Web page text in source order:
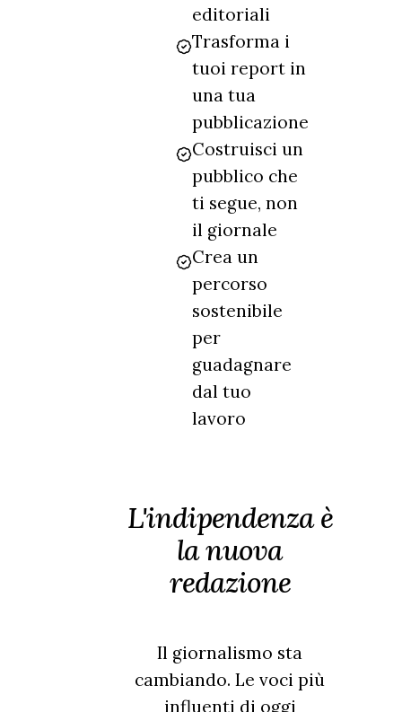
editoriali
Trasforma i
tuoi report in
una tua
pubblicazione
Costruisci un
pubblico che
ti segue, non
il giornale
Crea un
percorso
sostenibile
per
guadagnare
dal tuo
lavoro
L'indipendenza è
la nuova
redazione
Il giornalismo sta
cambiando. Le voci più
influenti di oggi